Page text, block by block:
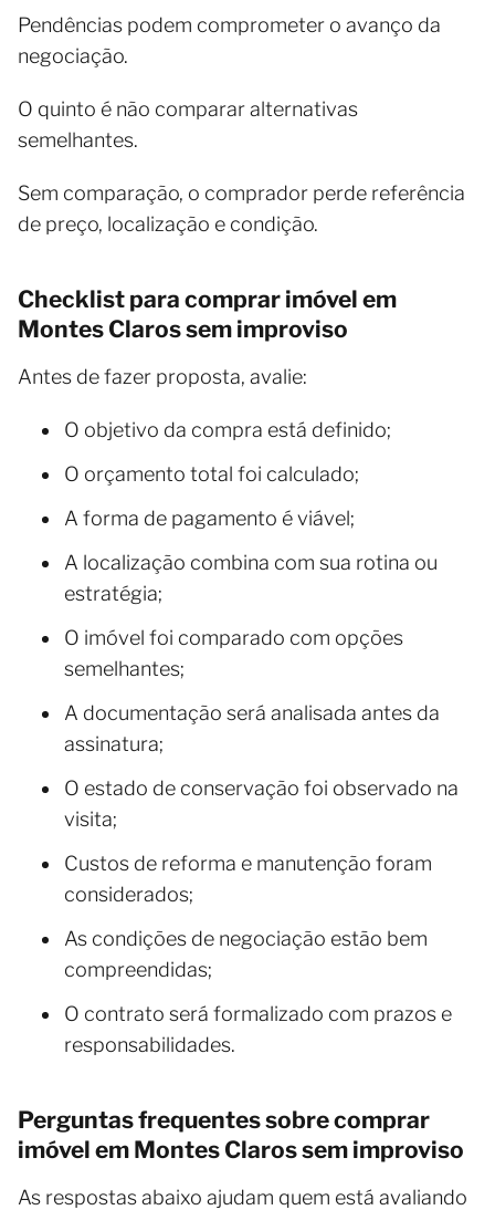
Pendências podem comprometer o avanço da
negociação.
O quinto é não comparar alternativas
semelhantes.
Sem comparação, o comprador perde referência
de preço, localização e condição.
Checklist para comprar imóvel em
Montes Claros sem improviso
Antes de fazer proposta, avalie:
O objetivo da compra está definido;
O orçamento total foi calculado;
A forma de pagamento é viável;
A localização combina com sua rotina ou
estratégia;
O imóvel foi comparado com opções
semelhantes;
A documentação será analisada antes da
assinatura;
O estado de conservação foi observado na
visita;
Custos de reforma e manutenção foram
considerados;
As condições de negociação estão bem
compreendidas;
O contrato será formalizado com prazos e
responsabilidades.
Perguntas frequentes sobre comprar
imóvel em Montes Claros sem improviso
As respostas abaixo ajudam quem está avaliando